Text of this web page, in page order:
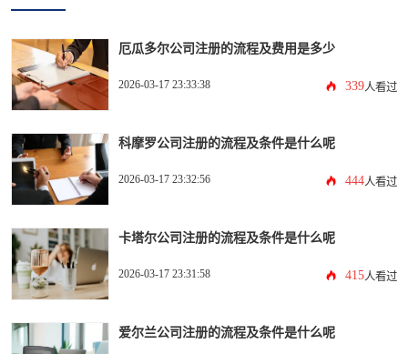
厄瓜多尔公司注册的流程及费用是多少
2026-03-17 23:33:38 339人看过
科摩罗公司注册的流程及条件是什么呢
2026-03-17 23:32:56 444人看过
卡塔尔公司注册的流程及条件是什么呢
2026-03-17 23:31:58 415人看过
爱尔兰公司注册的流程及条件是什么呢